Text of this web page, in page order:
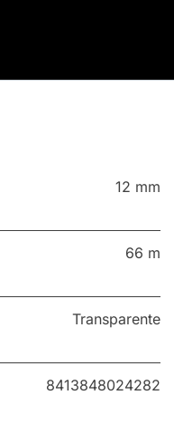
12 mm
66 m
Transparente
8413848024282